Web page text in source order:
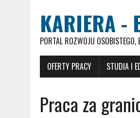
KARIERA -
PORTAL ROZWOJU
OFERTY PRACY STUDIA I
Praca za